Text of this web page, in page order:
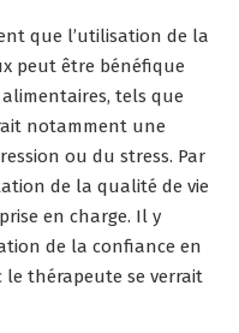
que l’utilisation de la
peut être bénéfique
tels que
notamment une
ou du stress. Par
de la qualité de vie
en charge. Il y
de la confiance en
le thérapeute se verrait